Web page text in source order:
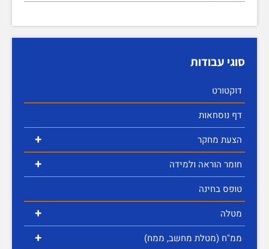
סוגי עבודות
דוקטורט
דף נוסחאות
+ הצעת מחקר
+
חומר הוראה ולמידה
טופס בחינה
+ מטלה
+ ממ"ח (מטלת מחשב, ממח)